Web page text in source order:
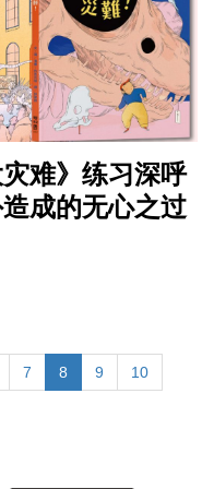
难》练习深呼
成的无心之过
7 8 9 10